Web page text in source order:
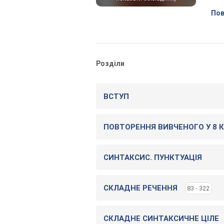
Розділи
ВСТУП
ПОВТОРЕННЯ ВИВЧЕНОГО У 8
СИНТАКСИС. ПУНКТУАЦІЯ
СКЛАДНЕ РЕЧЕННЯ 83 - 322
СКЛАДНЕ СИНТАКСИЧНЕ ЦІЛЕ